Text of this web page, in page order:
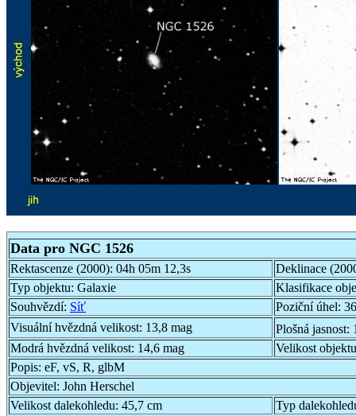
Data pro NGC 1526
Rektascenze (2000): 04h 05m 12,3s
Deklinace
Typ objektu: Galaxie
Klasifikace
Souhvězdí: Síť Poziční úhel:
Visuální hvězdná velikost: 13,8 mag Plošná jasnost:
Modrá hvězdná velikost: 14,6 mag
Velikost
Popis: eF, vS, R, glbM
Objevitel: John Herschel
Velikost dalekohledu: 45,7 cm
Typ